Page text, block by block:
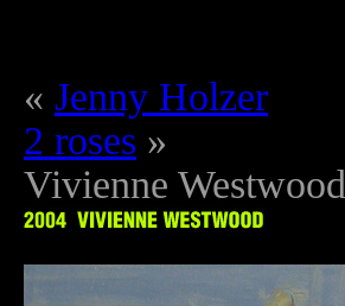
« Jenny Holzer
2 roses »
Vivienne Westwood